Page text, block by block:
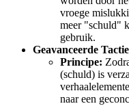
vroege
meer "schuld"
gebruik.
Geavanceerde
Principe:
(schuld) is
naar een